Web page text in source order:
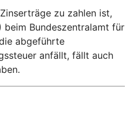
zu zahlen ist,
beim Bundeszentralamt für
abgeführte
anfällt, fällt auch